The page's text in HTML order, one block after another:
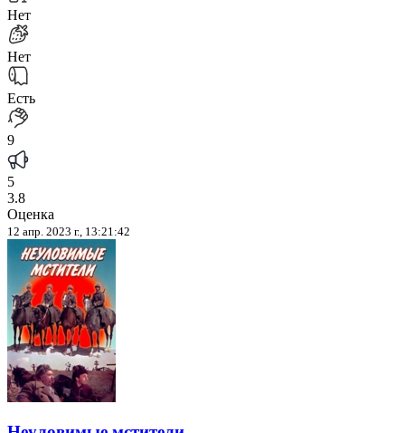
Нет
Нет
Есть
9
5
3.8
Оценка
12 апр. 2023 г., 13:21:42